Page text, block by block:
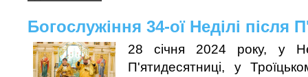
Богослужіння 34-ої Неділі після
28 січня 2024 року, у
П'ятидесятниці, у